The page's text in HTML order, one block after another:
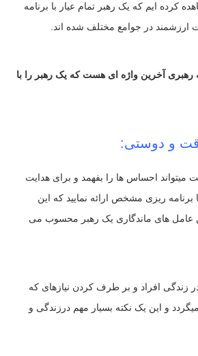
کرده ایم که یک رهبر تمام عیار با برنامه
ارزشمند در جوامع مختلف شده اند.
رهبری آخرین واژه ای هست که یک رهبر را با
و دوستی:
میتواند احساس ها را بفهمد و برای هدایت
برنامه ریزی مشخص ارائه نمایید که این
عامل های ماندگاری یک رهبر محسوب می
زندگی افراد و بر طرف کردن نیازهای که
و این یک نکته بسیار مهم درزندگی و